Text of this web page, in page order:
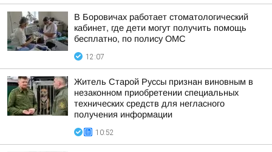
В Боровичах работает стоматологический
кабинет, где дети могут получить помощь
бесплатно, по полису ОМС
12:07
Житель Старой Руссы признан виновным в
незаконном приобретении специальных
технических средств для негласного
получения информации
10:52